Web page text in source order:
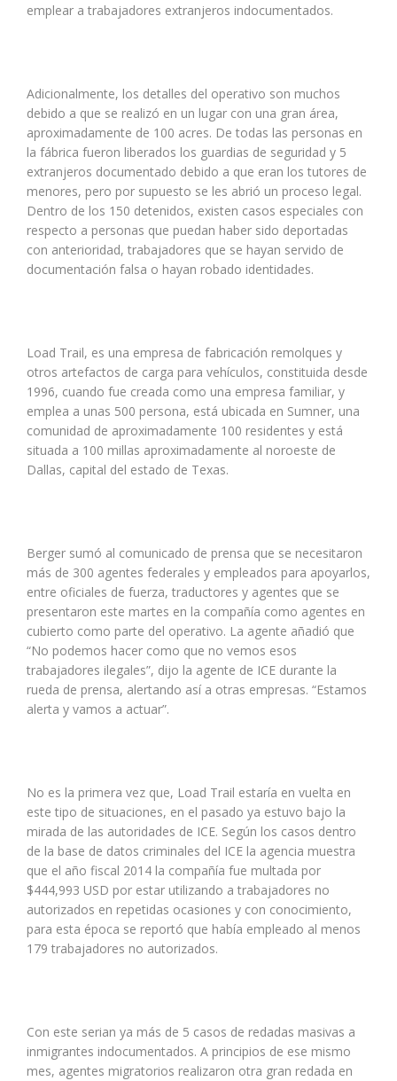
emplear a trabajadores extranjeros indocumentados.
Adicionalmente, los detalles del operativo son muchos
debido a que se realizó en un lugar con una gran área,
aproximadamente de 100 acres. De todas las personas en
la fábrica fueron liberados los guardias de seguridad y 5
extranjeros documentado debido a que eran los tutores de
menores, pero por supuesto se les abrió un proceso legal.
Dentro de los 150 detenidos, existen casos especiales con
respecto a personas que puedan haber sido deportadas
con anterioridad, trabajadores que se hayan servido de
documentación falsa o hayan robado identidades.
Load Trail, es una empresa de fabricación remolques y
otros artefactos de carga para vehículos, constituida desde
1996, cuando fue creada como una empresa familiar, y
emplea a unas 500 persona, está ubicada en Sumner, una
comunidad de aproximadamente 100 residentes y está
situada a 100 millas aproximadamente al noroeste de
Dallas, capital del estado de Texas.
Berger sumó al comunicado de prensa que se necesitaron
más de 300 agentes federales y empleados para apoyarlos,
entre oficiales de fuerza, traductores y agentes que se
presentaron este martes en la compañía como agentes en
cubierto como parte del operativo. La agente añadió que
“No podemos hacer como que no vemos esos
trabajadores ilegales”, dijo la agente de ICE durante la
rueda de prensa, alertando así a otras empresas. “Estamos
alerta y vamos a actuar”.
No es la primera vez que, Load Trail estaría en vuelta en
este tipo de situaciones, en el pasado ya estuvo bajo la
mirada de las autoridades de ICE. Según los casos dentro
de la base de datos criminales del ICE la agencia muestra
que el año fiscal 2014 la compañía fue multada por
$444,993 USD por estar utilizando a trabajadores no
autorizados en repetidas ocasiones y con conocimiento,
para esta época se reportó que había empleado al menos
179 trabajadores no autorizados.
Con este serian ya más de 5 casos de redadas masivas a
inmigrantes indocumentados. A principios de ese mismo
mes, agentes migratorios realizaron otra gran redada en